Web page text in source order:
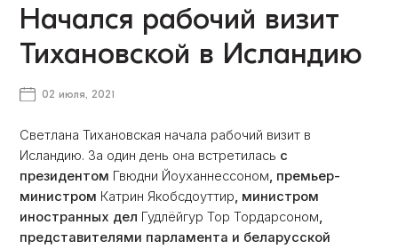
Начался рабочий визит
Тихановской в Исландию
02 июля, 2021
Светлана Тихановская начала рабочий визит в
Исландию. За один день она встретилась с
президентом Гвюдни Йоуханнессоном, премьер-
министром Катрин Якобсдоуттир, министром
иностранных дел Гудлёйгур Тор Тордарсоном,
представителями парламента и беларусской